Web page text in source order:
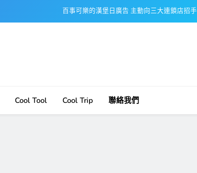
百事可樂的漢堡日廣告 主動向三大連鎖店招手
百事可樂的漢堡日廣告 主動向三大連鎖店招手
Cool Tool Cool Trip 聯絡我們